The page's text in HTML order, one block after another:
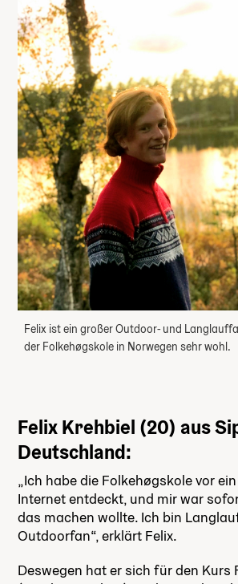
Felix ist ein großer Outdoor- und
der Folkehøgskole in Norwegen sehr wohl.
Felix Krehbiel (20) aus
Deutschland:
„Ich habe die Folkehøgskole vor
Internet entdeckt, und mir war
das machen wollte. Ich bin
Outdoorfan“, erklärt Felix.
Deswegen hat er sich für den Kurs